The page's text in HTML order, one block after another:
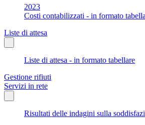
2023
Costi contabilizzati - in formato
Liste di attesa
Liste di attesa - in formato tabellare
Gestione rifiuti
Servizi in rete
Risultati delle indagini sulla